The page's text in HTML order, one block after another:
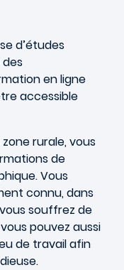
d’études
en ligne
accessible
rurale, vous
de
Vous
connu, dans
souffrez de
pouvez aussi
de travail afin